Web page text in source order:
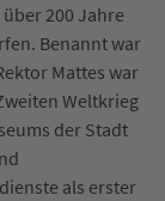
200 Jahre
Benannt war
Mattes war
Weltkrieg
der Stadt
als erster